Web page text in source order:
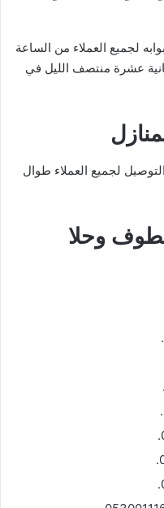
لجميع العملاء من الساعة
عشرة منتصف الليل في
لجميع العملاء طوال
وحلا